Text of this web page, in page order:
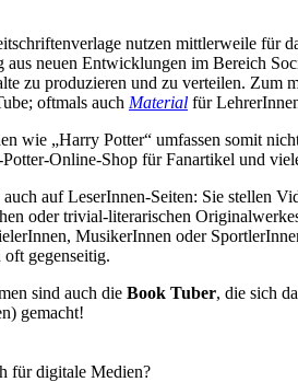
nutzen mittlerweile für
aus neuen Entwicklungen im Bereich
zu produzieren und zu verteilen. Zum
oftmals auch Material für
wie „Harry Potter“ umfassen somit
Online-Shop für Fanartikel und
auf LeserInnen-Seiten: Sie stellen
oder trivial-literarischen
MusikerInnen oder
gegenseitig.
sind auch die Book Tuber, die sich
gemacht!
für digitale Medien?